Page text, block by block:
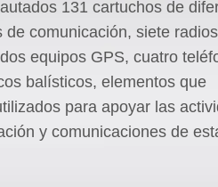
131 cartuchos de
de comunicación, siete
equipos GPS, cuatro
balísticos, elementos que
para apoyar las
y comunicaciones de